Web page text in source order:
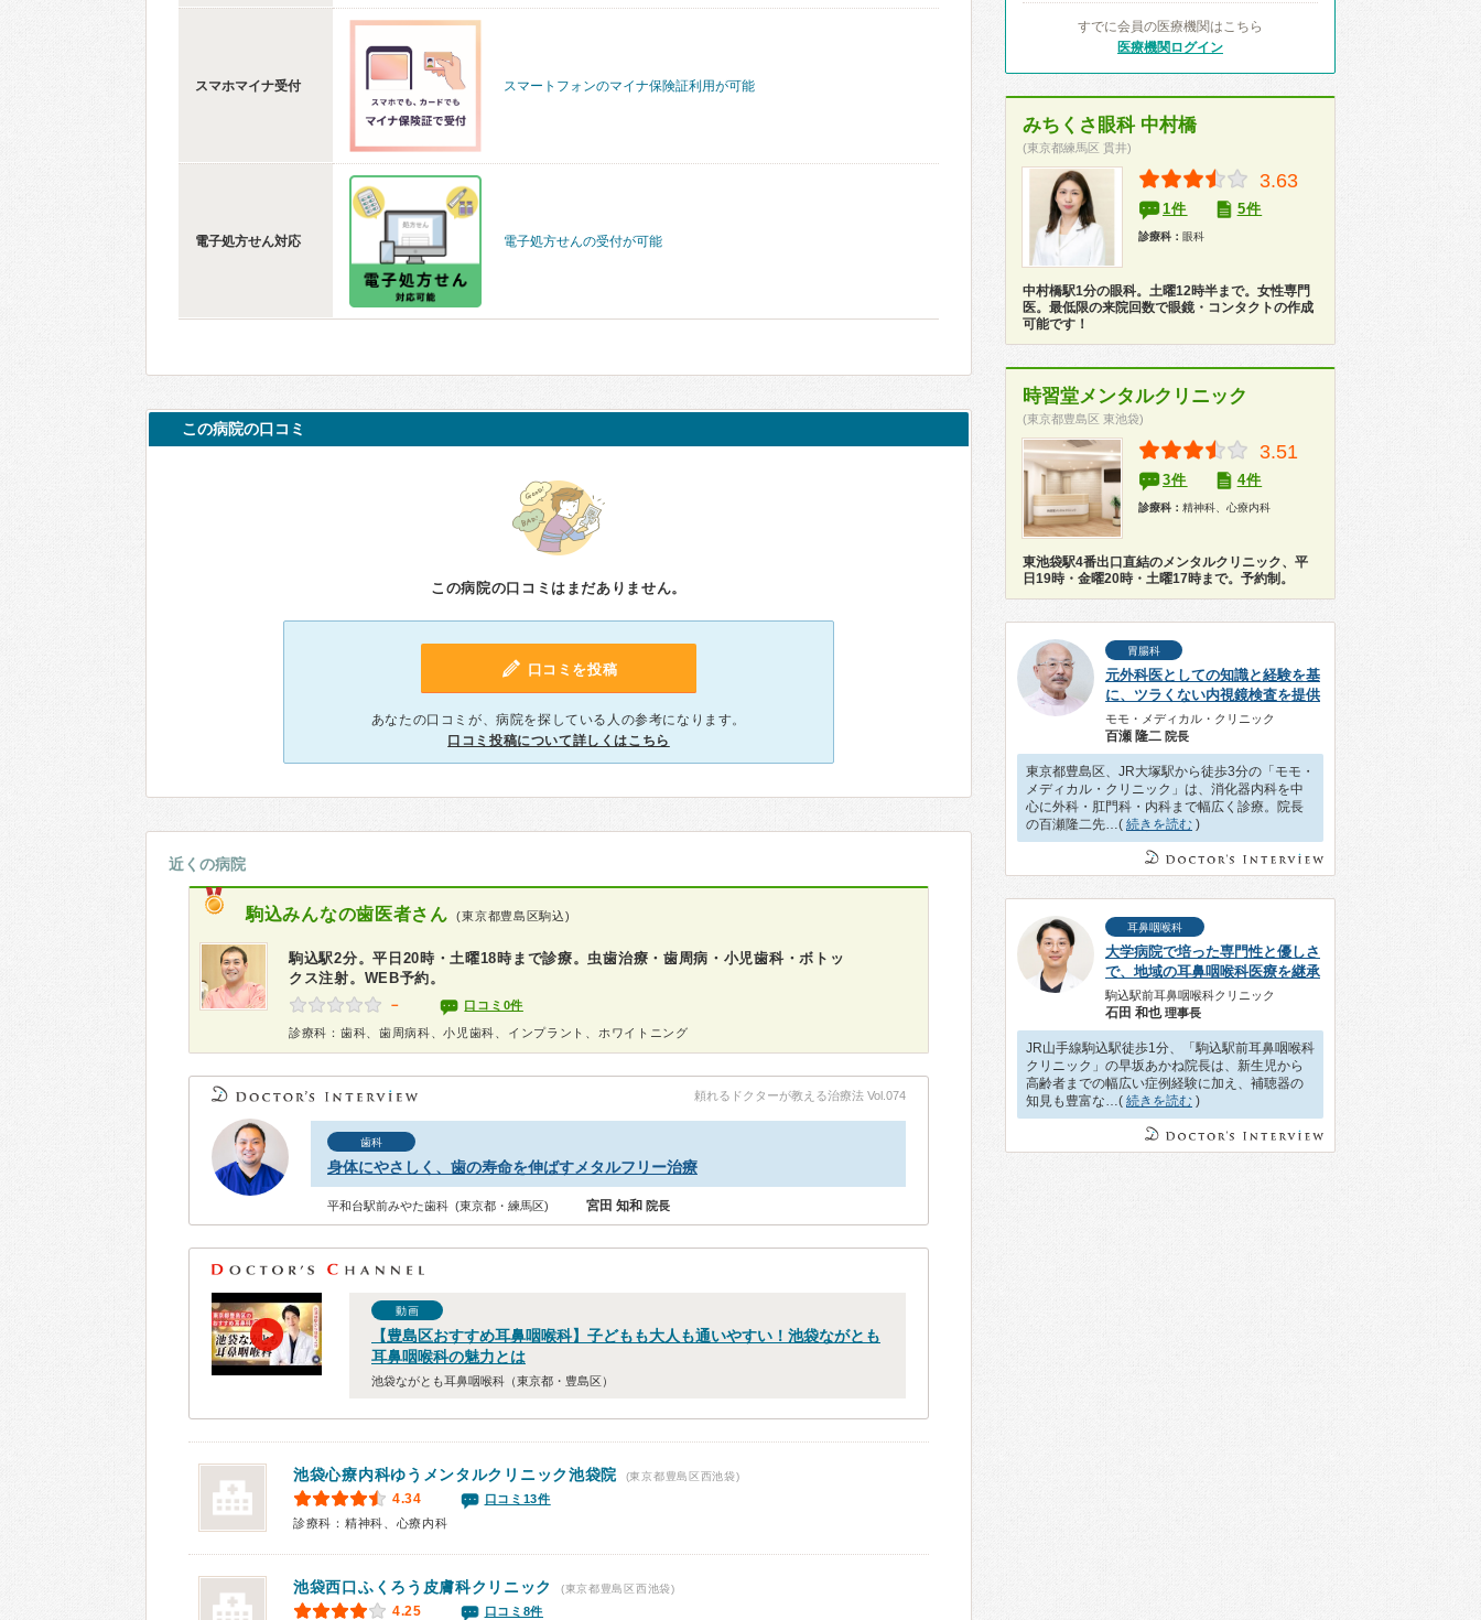
スマホマイナ受付 スマートフォンのマイナ保険証利用が可能
電子処方せん対応 電子処方せんの受付が可能
この病院の口コミ
この病院の口コミはまだありません。
口コミを投稿
あなたの口コミが、病院を探している人の参考になります。
口コミ投稿について詳しくはこちら
近くの病院
駒込みんなの歯医者さん (東京都豊島区駒込)
駒込駅2分。平日20時・土曜18時まで診療。虫歯治療・歯周病・小児歯科・ボトッ
クス注射。WEB予約。
－ 口コミ0件
診療科：歯科、歯周病科、小児歯科、インプラント、ホワイトニング
頼れるドクターが教える治療法 Vol.074
歯科
身体にやさしく、歯の寿命を伸ばすメタルフリー治療
平和台駅前みやた歯科 (東京都・練馬区) 宮田 知和 院長
動画
【豊島区おすすめ耳鼻咽喉科】子どもも大人も通いやすい！池袋ながとも
耳鼻咽喉科の魅力とは
池袋ながとも耳鼻咽喉科（東京都・豊島区）
池袋心療内科ゆうメンタルクリニック池袋院 (東京都豊島区西池袋)
4.34
口コミ13件
診療科：精神科、心療内科
池袋西口ふくろう皮膚科クリニック (東京都豊島区西池袋)
4.25
口コミ8件
すでに会員の医療機関はこちら
医療機関ログイン
みちくさ眼科 中村橋
(東京都練馬区 貫井)
3.63
1件 5件
診療科： 眼科
中村橋駅1分の眼科。土曜12時半まで。女性専門
医。最低限の来院回数で眼鏡・コンタクトの作成
可能です！
時習堂メンタルクリニック
(東京都豊島区 東池袋)
3.51
3件 4件
診療科： 精神科、心療内科
東池袋駅4番出口直結のメンタルクリニック、平
日19時・金曜20時・土曜17時まで。予約制。
胃腸科
元外科医としての知識と経験を基
に、ツラくない内視鏡検査を提供
モモ・メディカル・クリニック
百瀬 隆二 院長
東京都豊島区、JR大塚駅から徒歩3分の「モモ・
メディカル・クリニック」は、消化器内科を中
心に外科・肛門科・内科まで幅広く診療。院長
の百瀬隆二先…( 続きを読む )
耳鼻咽喉科
大学病院で培った専門性と優しさ
で、地域の耳鼻咽喉科医療を継承
駒込駅前耳鼻咽喉科クリニック
石田 和也 理事長
JR山手線駒込駅徒歩1分、「駒込駅前耳鼻咽喉科
クリニック」の早坂あかね院長は、新生児から
高齢者までの幅広い症例経験に加え、補聴器の
知見も豊富な…( 続きを読む )